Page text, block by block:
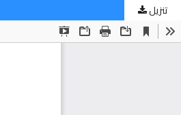
تنزيل